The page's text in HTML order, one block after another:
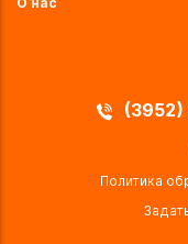
Политика